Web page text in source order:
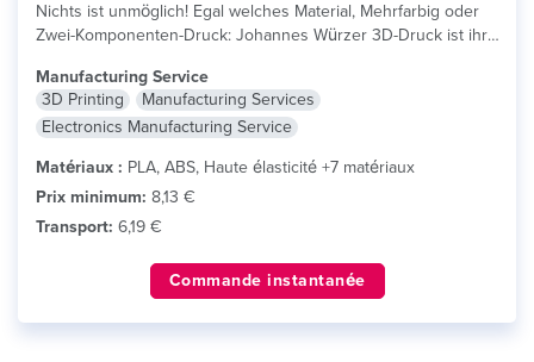
Nichts ist unmöglich! Egal welches Material, Mehrfarbig oder
Zwei-Komponenten-Druck: Johannes Würzer 3D-Druck ist ihr...
Manufacturing Service
3D Printing
Manufacturing Services
Electronics Manufacturing Service
Matériaux : PLA, ABS, Haute élasticité +7 matériaux
Prix minimum: 8,13 €
Transport: 6,19 €
Commande instantanée